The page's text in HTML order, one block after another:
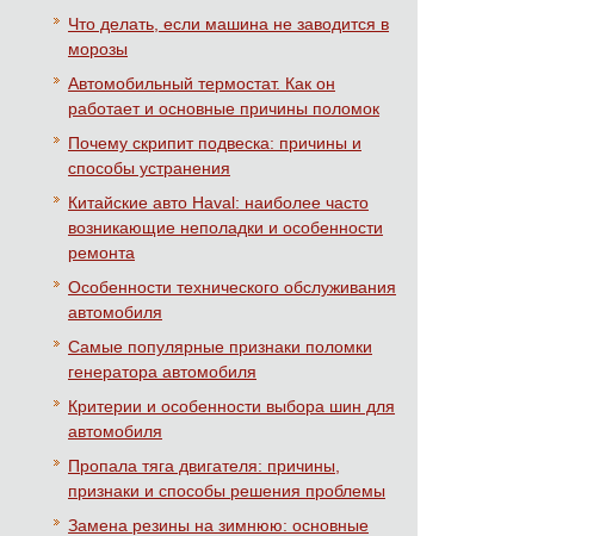
Что делать, если машина не заводится в
морозы
Автомобильный термостат. Как он
работает и основные причины поломок
Почему скрипит подвеска: причины и
способы устранения
Китайские авто Haval: наиболее часто
возникающие неполадки и особенности
ремонта
Особенности технического обслуживания
автомобиля
Самые популярные признаки поломки
генератора автомобиля
Критерии и особенности выбора шин для
автомобиля
Пропала тяга двигателя: причины,
признаки и способы решения проблемы
Замена резины на зимнюю: основные